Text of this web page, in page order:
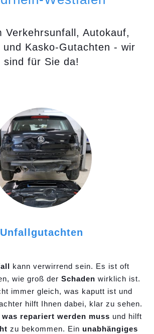
Verkehrsunfall, Autokauf,
und Kasko-Gutachten - wir
sind für Sie da!
Unfallgutachten
kann verwirrend sein. Es ist oft
wie groß der Schaden wirklich ist.
immer gleich, was kaputt ist und
hilft Ihnen dabei, klar zu sehen.
was repariert werden muss und hilft
zu bekommen. Ein unabhängiges